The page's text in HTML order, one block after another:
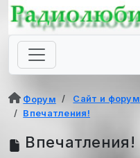
Форум Сайт и форум
Впечатления!
Впечатления!